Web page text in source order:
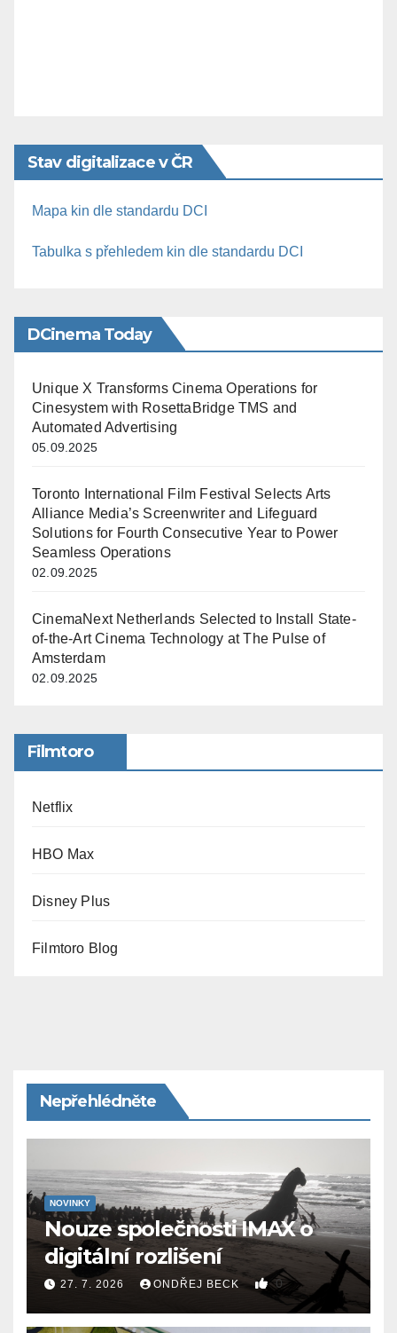
Stav digitalizace v ČR
Mapa kin dle standardu DCI
Tabulka s přehledem kin dle standardu DCI
DCinema Today
Unique X Transforms Cinema Operations for
Cinesystem with RosettaBridge TMS and
Automated Advertising
05.09.2025
Toronto International Film Festival Selects Arts
Alliance Media’s Screenwriter and Lifeguard
Solutions for Fourth Consecutive Year to Power
Seamless Operations
02.09.2025
CinemaNext Netherlands Selected to Install State-
of-the-Art Cinema Technology at The Pulse of
Amsterdam
02.09.2025
Filmtoro
Netflix
HBO Max
Disney Plus
Filmtoro Blog
Nepřehlédněte
NOVINKY
Nouze společnosti IMAX o
digitální rozlišení
27. 7. 2026 ONDŘEJ BECK 0